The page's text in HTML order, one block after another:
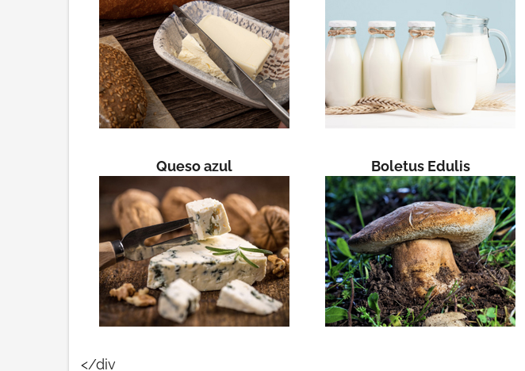
Queso azul Boletus Edulis
</div